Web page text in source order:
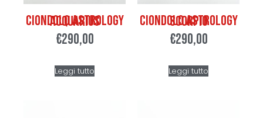
Ciondolo Astrology Acquarius
€290,00
Leggi tutto
Ciondolo Astrology Scorpio
€290,00
Leggi tutto